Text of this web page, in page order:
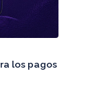
los pagos